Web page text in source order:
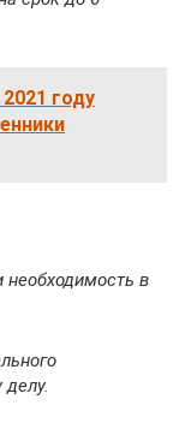
году
необходимость в